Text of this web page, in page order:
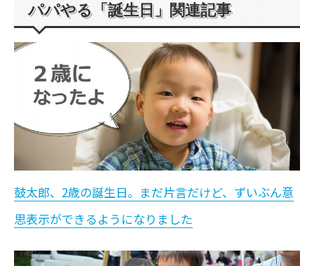
パパやる「誕生日」関連記事
鼓太郎、2歳の誕生日。まだ片言だけど、ずいぶん意
思表示ができるようになりました